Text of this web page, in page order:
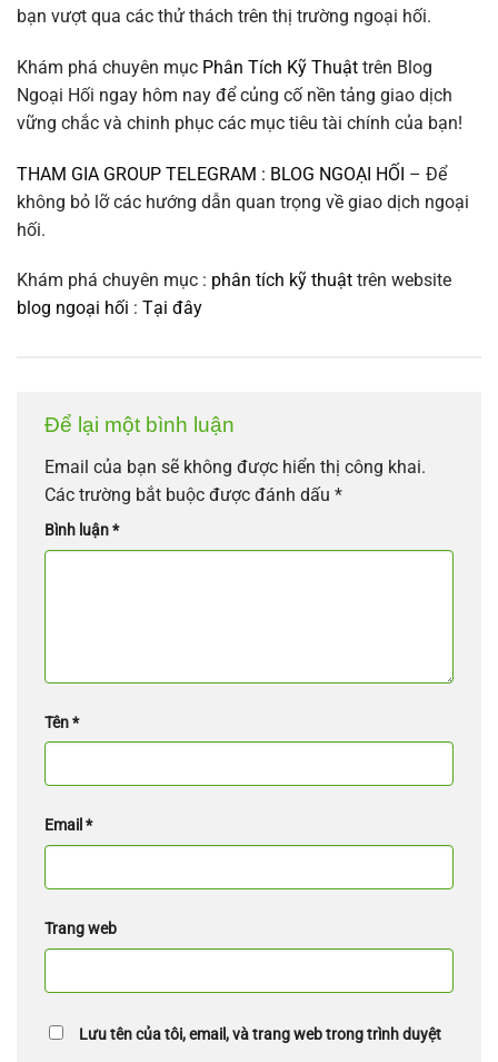
bạn vượt qua các thử thách trên thị trường ngoại hối.
Khám phá chuyên mục Phân Tích Kỹ Thuật trên Blog
Ngoại Hối ngay hôm nay để củng cố nền tảng giao dịch
vững chắc và chinh phục các mục tiêu tài chính của bạn!
THAM GIA GROUP TELEGRAM : BLOG NGOẠI HỐI – Để
không bỏ lỡ các hướng dẫn quan trọng về giao dịch ngoại
hối.
Khám phá chuyên mục : phân tích kỹ thuật trên website
blog ngoại hối : Tại đây
Để lại một bình luận
Email của bạn sẽ không được hiển thị công khai.
Các trường bắt buộc được đánh dấu *
Bình luận*
Tên*
Email *
Trang web
Lưu tên của tôi, email, và trang web trong trình duyệt